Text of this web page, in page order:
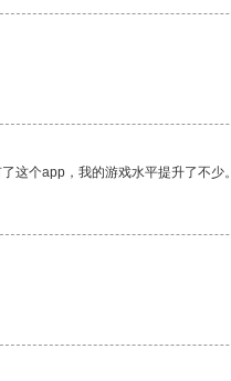
这个app，我的游戏水平提升了不少。